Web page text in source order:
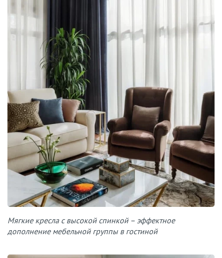
Мягкие кресла с высокой спинкой – эффектное
дополнение мебельной группы в гостиной